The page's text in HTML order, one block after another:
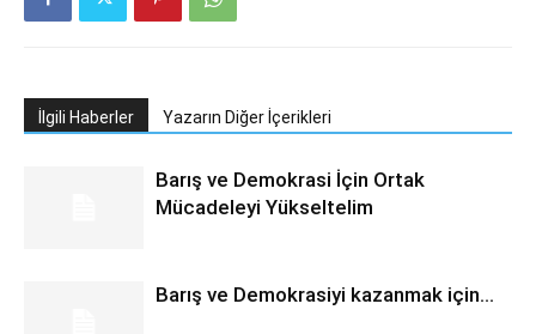
İlgili Haberler Yazarın Diğer İçerikleri
Barış ve Demokrasi İçin Ortak
Mücadeleyi Yükseltelim
Barış ve Demokrasiyi kazanmak için…